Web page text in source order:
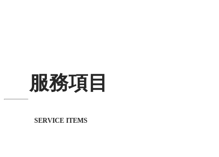
服務項目
SERVICE ITEMS